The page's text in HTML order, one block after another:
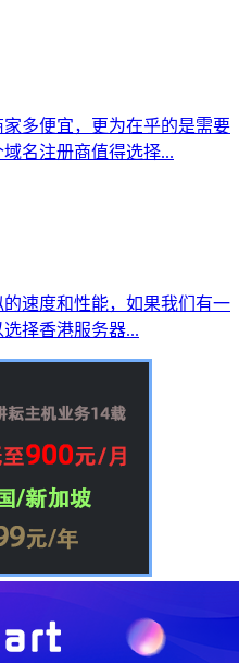
多便宜，更为在乎的是需要
名注册商值得选择...
速度和性能，如果我们有一
择香港服务器...